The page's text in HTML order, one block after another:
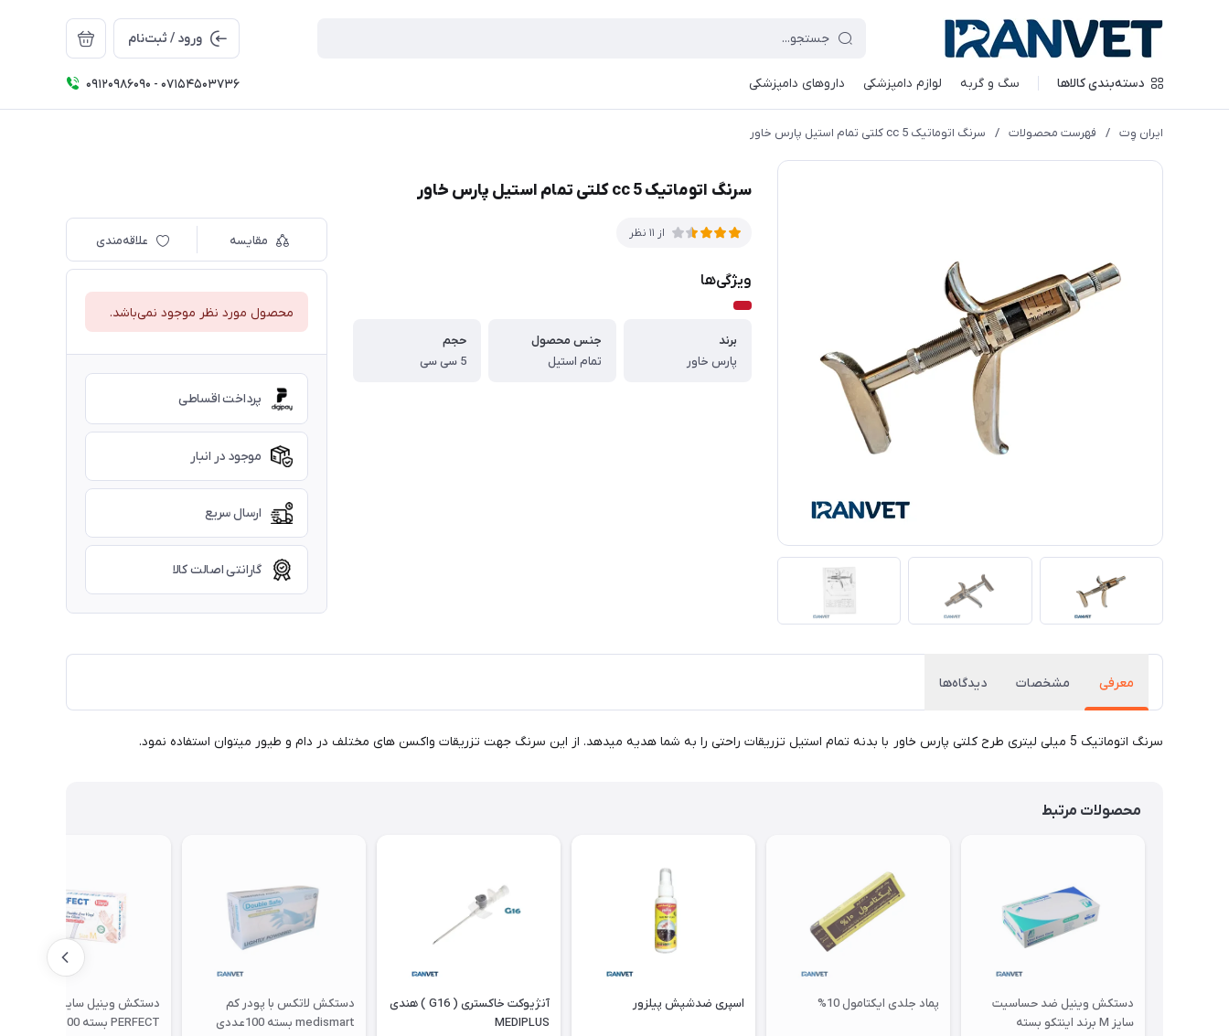
ورود / ثبت‌نام
دسته‌بندی کالاها سگ و گربه لوازم دامپزشکی داروهای دامپزشکی 09120986090 - 07154503736
ایران وِت / فهرست محصولات / سرنگ اتوماتیک cc 5 کلتی تمام استیل پارس خاور
سرنگ اتوماتیک cc 5 کلتی تمام استیل پارس خاور
از 11 نظر
ویژگی‌ها
برند
پارس خاور
جنس محصول
تمام استیل
حجم
5 سی سی
مقایسه علاقه‌مندی
محصول مورد نظر موجود نمی‌باشد.
پرداخت اقساطی
موجود در انبار
ارسال سریع
گارانتی اصالت کالا
معرفی مشخصات دیدگاه‌ها
​​​​سرنگ اتوماتیک 5 میلی لیتری طرح کلتی پارس خاور با بدنه تمام استیل تزریقات راحتی را به شما هدیه میدهد. از این سرنگ جهت تزریقات واکسن های مختلف در دام و طیور میتوان استفاده نمود.
محصولات مرتبط
دستکش وینیل ضد حساسیت
سایز M برند اینتکو بسته
پماد جلدی ایکتامول 10% اسپری ضدشپش پیلزور
آنژیوکت خاکستری ( G16 ) هندی
MEDIPLUS
دستکش لاتکس با پودر کم
medismart بسته 100عددی
PERFECT بسته 100عددی